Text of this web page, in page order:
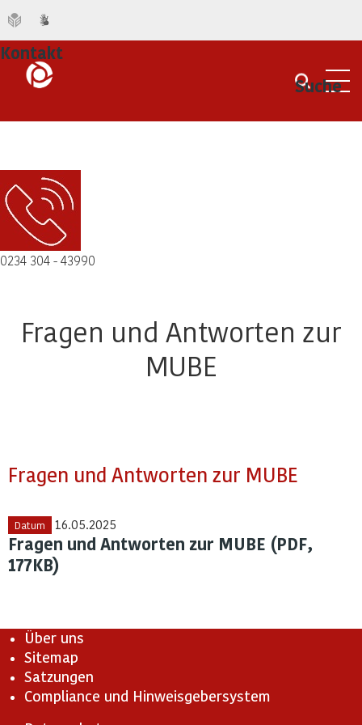
Suche
Kontakt
0234 304 - 43990
Fragen und Antworten zur
MUBE
Fragen und Antworten zur MUBE
Datum 16.05.2025
Fragen und Antworten zur MUBE (PDF,
177KB)
Über uns
Sitemap
Satzungen
Compliance und Hinweisgebersystem